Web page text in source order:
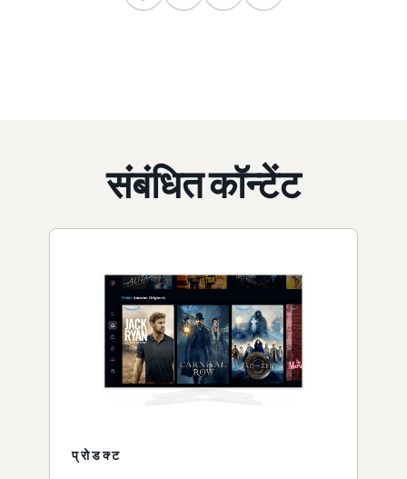
संबंधित कॉन्टेंट
प्रोडक्ट